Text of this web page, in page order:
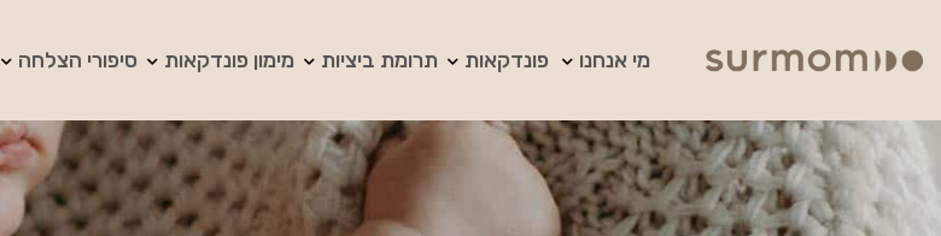
מי אנחנו פונדקאות תרומת ביציות מימון פונדקאות סיפורי הצלחה